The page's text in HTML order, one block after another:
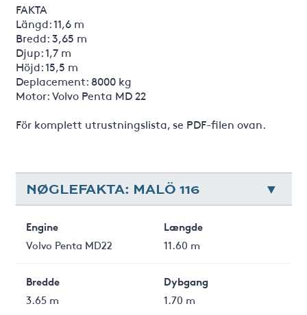
FAKTA
Längd: 11,6 m
Bredd: 3,65 m
Djup: 1,7 m
Höjd: 15,5 m
Deplacement: 8000 kg
Motor: Volvo Penta MD 22
För komplett utrustningslista, se PDF-filen ovan.
NØGLEFAKTA: MALÖ 116
Engine
Volvo Penta MD22
Længde
11.60 m
Bredde
3.65 m
Dybgang
1.70 m